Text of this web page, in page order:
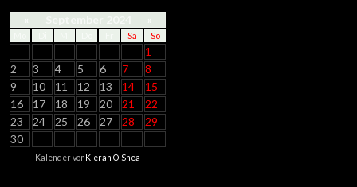
« »
Sa So
1
2
3 4 5 6 7
8
9
10 11 12 13 14
15
16
17 18 19 20 21
22
23
24 25 26 27 28
29
30
Kalender vonKieran O'Shea